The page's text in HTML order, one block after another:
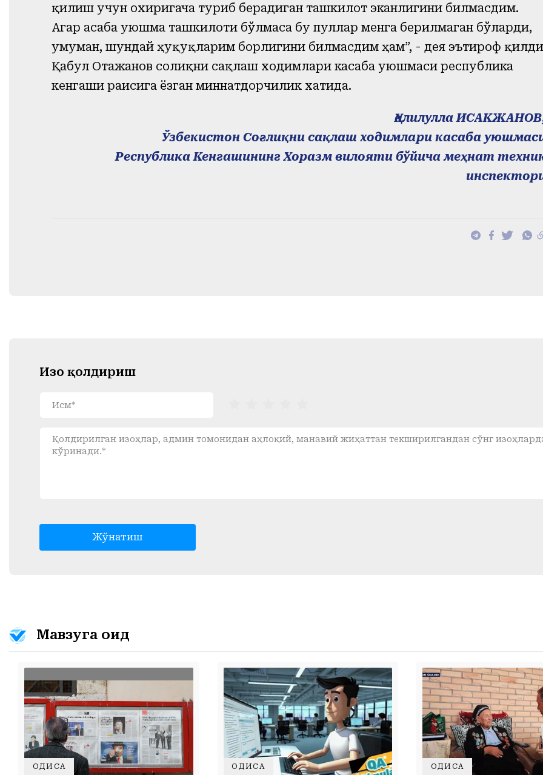
қилиш учун охиригача туриб берадиган ташкилот эканлигини билмасдим.
Агар асаба уюшма ташкилоти бўлмаса бу пуллар менга берилмаган бўларди,
умуман, шундай ҳуқуқларим борлигини билмасдим ҳам”, - дея эътироф қилди
Қабул Отажанов соғлиқни сақлаш ходимлари касаба уюшмаси республика
кенгаши раисига ёзган миннатдорчилик хатида.
Ҳалилулла
Ўзбекистон Соғлиқни сақлаш ходимлари касаба
Республика Кенгашининг Хоразм вилояти бўйича меҳнат
Изоҳ қолдириш
Жўнатиш
Мавзуга оид
ҲОДИСА ҲОДИСА ҲОДИСА